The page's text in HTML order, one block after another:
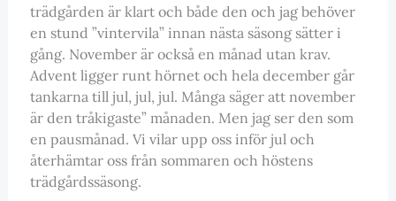
trädgården är klart och både den och jag behöver
en stund ”vintervila” innan nästa säsong sätter i
gång. November är också en månad utan krav.
Advent ligger runt hörnet och hela december går
tankarna till jul, jul, jul. Många säger att november
är den tråkigaste” månaden. Men jag ser den som
en pausmånad. Vi vilar upp oss inför jul och
återhämtar oss från sommaren och höstens
trädgårdssäsong.